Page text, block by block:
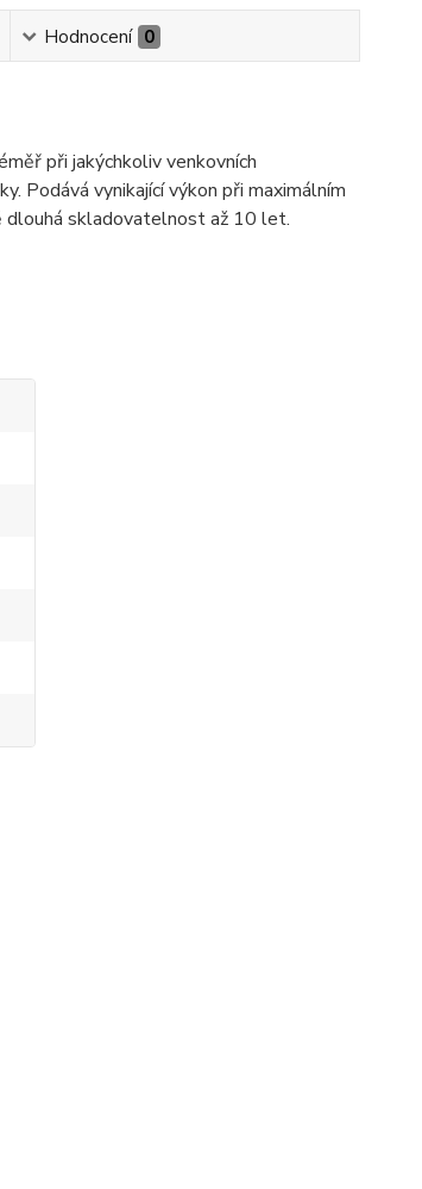
Hodnocení 0
při jakýchkoliv venkovních
Podává vynikající výkon při maximálním
dlouhá skladovatelnost až 10 let.